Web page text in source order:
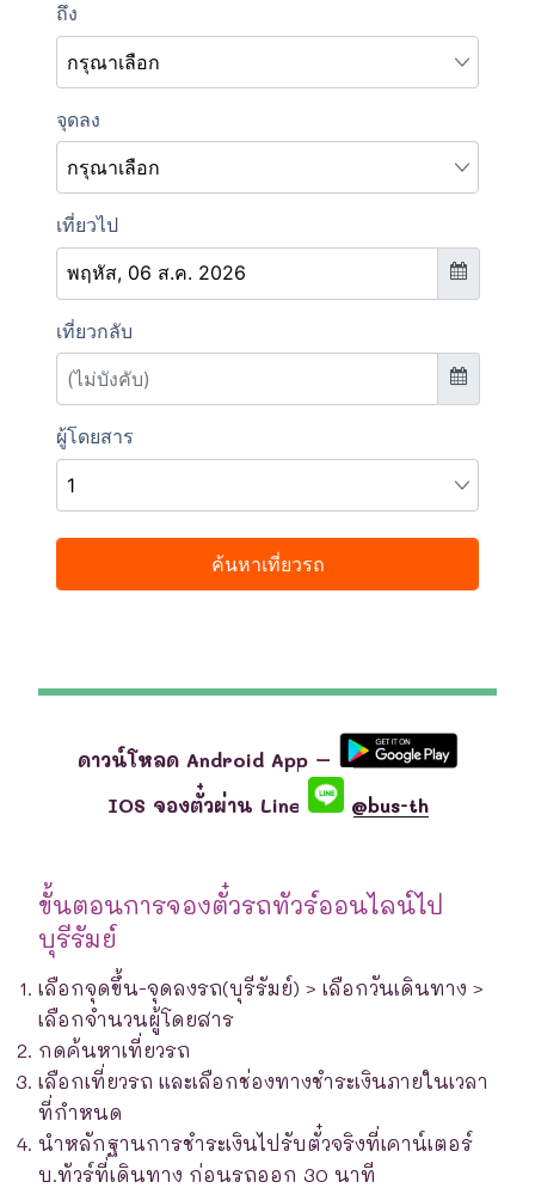
ดาวน์โหลด Android App –
IOS จองตั๋วผ่าน Line
@bus-th
ขั้นตอนการจองตั๋วรถทัวร์ออนไลน์ไป
บุรีรัมย์
เลือกจุดขึ้น-จุดลงรถ(บุรีรัมย์) > เลือกวันเดินทาง >
เลือกจำนวนผู้โดยสาร
กดค้นหาเที่ยวรถ
เลือกเที่ยวรถ และเลือกช่องทางชำระเงินภายในเวลา
ที่กำหนด
นำหลักฐานการชำระเงินไปรับตั๋วจริงที่เคาน์เตอร์
บ.ทัวร์ที่เดินทาง ก่อนรถออก 30 นาที